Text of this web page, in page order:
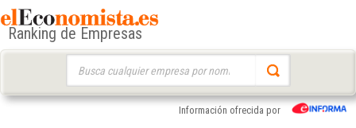
Ranking de Empresas
Información ofrecida por